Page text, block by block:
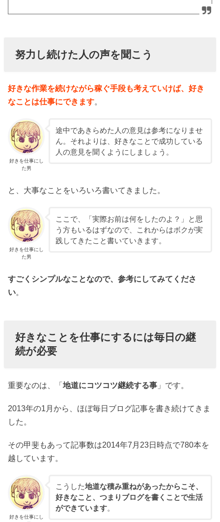
努力し続けた人の声を聞こう
好きな作業を続けながら稼ぐ手段も考えていけば、好き
なことは仕事にできます。
好きを仕事にし
た男
途中であきらめた人の意見は参考になりませ
ん。それよりは、好きなことで成功している
人の意見を聞くようにしましょう。
と、大事なことをいろいろ書いてきました。
好きを仕事にし
た男
ここで、「実際お前は何をしたのよ？」と思
う方もいるはずなので、これからはボクが実
践してきたこと書いていきます。
すごくシンプルなことなので、参考にしてみてくださ
い。
好きなことを仕事にするには毎日の継
続が必要
重要なのは、「地道にコツコツ継続する事 」です。
2013年の1月から、ほぼ毎日ブログ記事を書き続けてきま
した。
その甲斐もあって記事数は2014年7月23日時点で780本を
越しています。
好きを仕事にし
こうした地道な積み重ねがあったからこそ、
好きなこと、つまりブログを書くことで生活
ができています。